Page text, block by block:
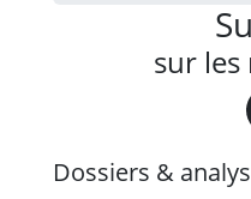
sur les
Dossiers &